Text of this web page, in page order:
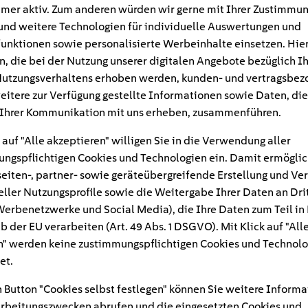
#
Wie Deutschland
aktiv. Zum anderen würden wir gerne mit Ihrer
weitere Technologien für individuelle Auswertungen und
sowie personalisierte Werbeinhalte einsetzen.
die bei der Nutzung unserer digitalen Angebote bezüglich
erhoben werden, kunden- und
zur Verfügung gestellte Informationen sowie Daten,
Kommunikation mit uns erheben, zusammenführen.
"Alle akzeptieren" willigen Sie in die Verwendung aller
Cookies und Technologien ein. Damit
, partner- sowie geräteübergreifende Erstellung und
Nutzungsprofile sowie die Weitergabe Ihrer Daten an
und Social Media), die Ihre Daten zum Teil in
der EU verarbeiten (Art. 49 Abs. 1 DSGVO). Mit Klick auf
werden keine zustimmungspflichtigen Cookies und
Button "Cookies selbst festlegen" können Sie weitere